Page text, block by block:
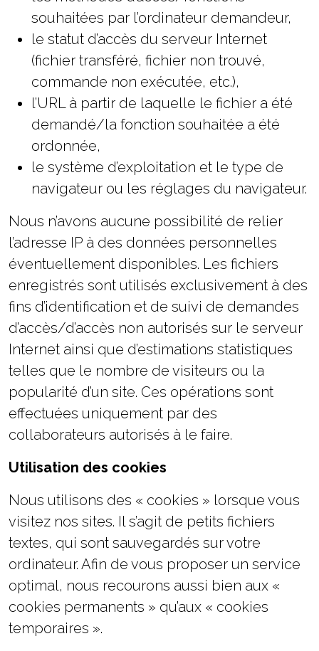
souhaitées par l’ordinateur demandeur,
le statut d’accès du serveur Internet
(fichier transféré, fichier non trouvé,
commande non exécutée, etc.),
l’URL à partir de laquelle le fichier a été
demandé/la fonction souhaitée a été
ordonnée,
le système d’exploitation et le type de
navigateur ou les réglages du navigateur.
Nous n’avons aucune possibilité de relier
l’adresse IP à des données personnelles
éventuellement disponibles. Les fichiers
enregistrés sont utilisés exclusivement à des
fins d’identification et de suivi de demandes
d’accès/d’accès non autorisés sur le serveur
Internet ainsi que d’estimations statistiques
telles que le nombre de visiteurs ou la
popularité d’un site. Ces opérations sont
effectuées uniquement par des
collaborateurs autorisés à le faire.
Utilisation des cookies
Nous utilisons des « cookies » lorsque vous
visitez nos sites. Il s’agit de petits fichiers
textes, qui sont sauvegardés sur votre
ordinateur. Afin de vous proposer un service
optimal, nous recourons aussi bien aux «
cookies permanents » qu’aux « cookies
temporaires ».